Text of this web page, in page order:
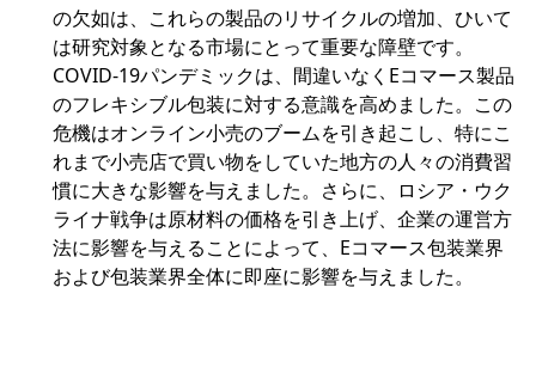
の欠如は、これらの製品のリサイクルの増加、ひいて
は研究対象となる市場にとって重要な障壁です。
COVID-19パンデミックは、間違いなくEコマース製品
のフレキシブル包装に対する意識を高めました。この
危機はオンライン小売のブームを引き起こし、特にこ
れまで小売店で買い物をしていた地方の人々の消費習
慣に大きな影響を与えました。さらに、ロシア・ウク
ライナ戦争は原材料の価格を引き上げ、企業の運営方
法に影響を与えることによって、Eコマース包装業界
および包装業界全体に即座に影響を与えました。